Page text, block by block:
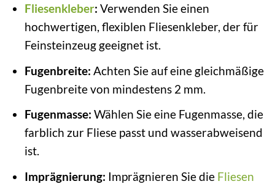
Fliesenkleber: Verwenden Sie einen
hochwertigen, flexiblen Fliesenkleber, der für
Feinsteinzeug geeignet ist.
Fugenbreite: Achten Sie auf eine gleichmäßige
Fugenbreite von mindestens 2 mm.
Fugenmasse: Wählen Sie eine Fugenmasse, die
farblich zur Fliese passt und wasserabweisend
ist.
Imprägnierung: Imprägnieren Sie die Fliesen